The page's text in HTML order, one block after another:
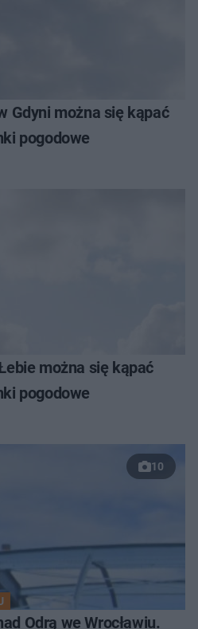
Gdyni można się kąpać
pogodowe
można się kąpać
pogodowe
10
Odrą we Wrocławiu.